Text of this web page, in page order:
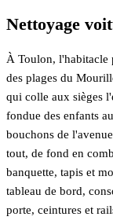
Nettoyage
À Toulon, l'habitacle
des plages du
qui colle aux sièges
fondue des enfants
bouchons de
tout, de fond en
banquette, tapis et
tableau de bord,
porte, ceintures et